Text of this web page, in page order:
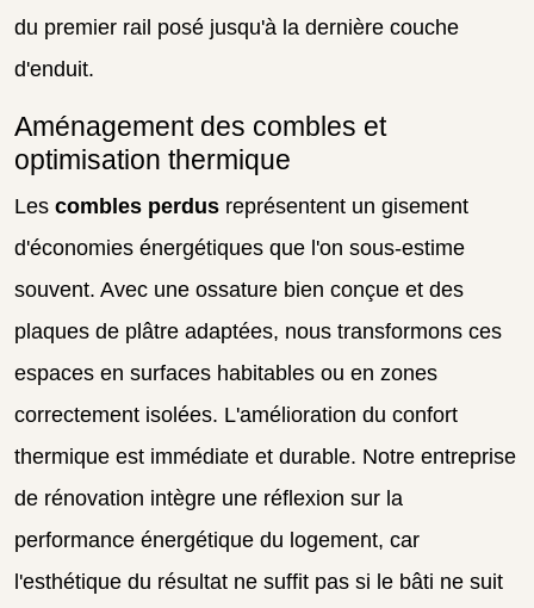
du premier rail posé jusqu'à la dernière couche
d'enduit.
Aménagement des combles et
optimisation thermique
Les combles perdus représentent un gisement
d'économies énergétiques que l'on sous-estime
souvent. Avec une ossature bien conçue et des
plaques de plâtre adaptées, nous transformons ces
espaces en surfaces habitables ou en zones
correctement isolées. L'amélioration du confort
thermique est immédiate et durable. Notre entreprise
de rénovation intègre une réflexion sur la
performance énergétique du logement, car
l'esthétique du résultat ne suffit pas si le bâti ne suit